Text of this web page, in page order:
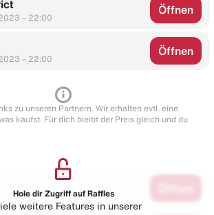
– 22:00
Öffnen
– 22:00
Öffnen
zu unseren Partnern. Wir erhalten evtl. eine
kaufst. Für dich bleibt der Preis gleich und du
Hole dir Zugriff auf Raffles
weitere Features in unserer